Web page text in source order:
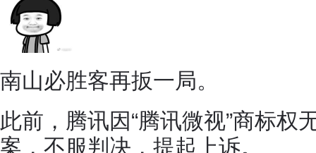
南山必胜客再扳一局。
此前，腾讯因“腾讯微视”商标权
案，不服判决，提起上诉。